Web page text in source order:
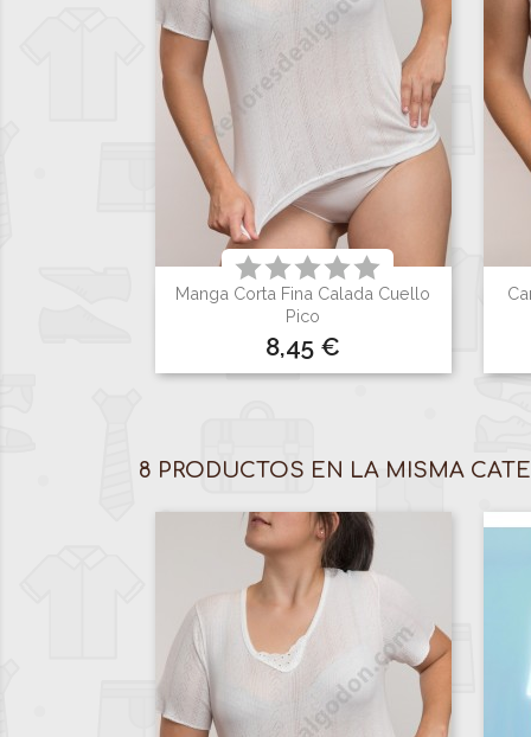
Manga Corta Fina Calada Cuello
Pico
Precio
8,45 €
Vista rápida
Blanco
8 PRODUCTOS EN LA MISMA